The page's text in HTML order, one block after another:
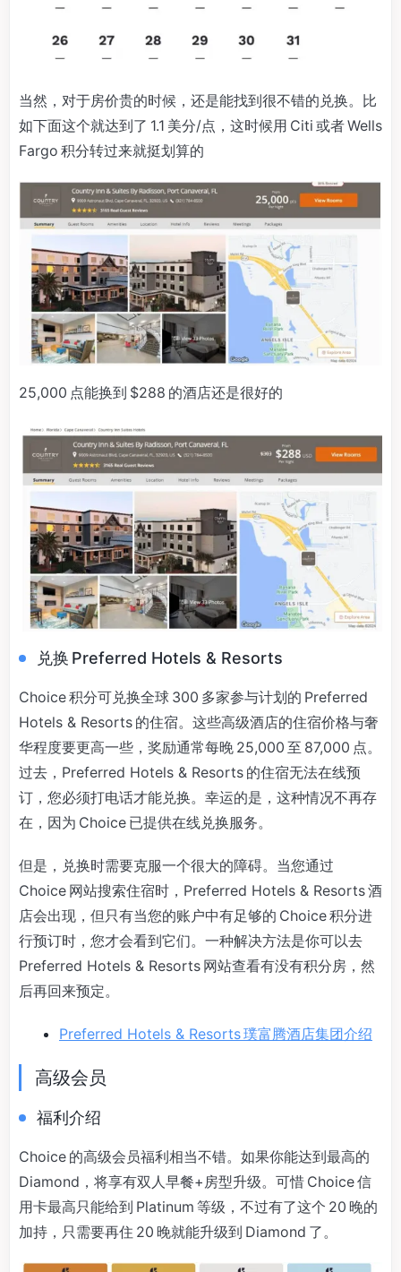
当然，对于房价贵的时候，还是能找到很不错的兑换。比
如下面这个就达到了 1.1 美分/点，这时候用 Citi 或者 Wells
Fargo 积分转过来就挺划算的
25,000 点能换到 $288 的酒店还是很好的
兑换 Preferred Hotels & Resorts
Choice 积分可兑换全球 300 多家参与计划的 Preferred
Hotels & Resorts 的住宿。这些高级酒店的住宿价格与奢
华程度要更高一些，奖励通常每晚 25,000 至 87,000 点。
过去，Preferred Hotels & Resorts 的住宿无法在线预
订，您必须打电话才能兑换。幸运的是，这种情况不再存
在，因为 Choice 已提供在线兑换服务。
但是，兑换时需要克服一个很大的障碍。当您通过
Choice 网站搜索住宿时，Preferred Hotels & Resorts 酒
店会出现，但只有当您的账户中有足够的 Choice 积分进
行预订时，您才会看到它们。一种解决方法是你可以去
Preferred Hotels & Resorts 网站查看有没有积分房，然
后再回来预定。
Preferred Hotels & Resorts 璞富腾酒店集团介绍
高级会员
福利介绍
Choice 的高级会员福利相当不错。如果你能达到最高的
Diamond，将享有双人早餐+房型升级。可惜 Choice 信
用卡最高只能给到 Platinum 等级，不过有了这个 20 晚的
加持，只需要再住 20 晚就能升级到 Diamond 了。